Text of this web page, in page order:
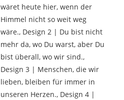
wäret heute hier, wenn der
Himmel nicht so weit weg
wäre., Design 2 | Du bist nicht
mehr da, wo Du warst, aber Du
bist überall, wo wir sind.,
Design 3 | Menschen, die wir
lieben, bleiben für immer in
unseren Herzen., Design 4 |